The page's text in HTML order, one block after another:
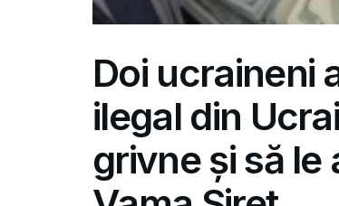
Doi ucraineni
ilegal din
grivne și să le